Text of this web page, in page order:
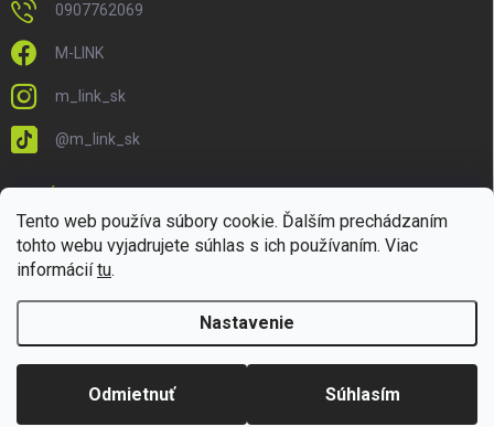
Tento web používa súbory cookie. Ďalším prechádzaním
tohto webu vyjadrujete súhlas s ich používaním. Viac
informáciítu.
Nastavenie
Odmietnuť Súhlasím
0907762069
M-LINK
m_link_sk
@m_link_sk
Vytvoril Shoptet
Copyright 2026M-LINK.sk. Všetky práva vyhradené.Upraviť nastavenie